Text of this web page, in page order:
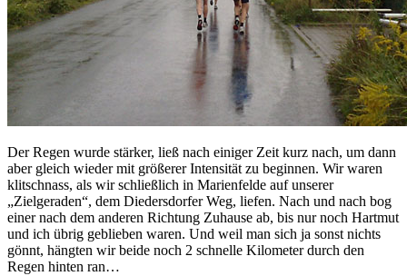
Der Regen wurde stärker, ließ nach einiger Zeit kurz nach, um dann
aber gleich wieder mit größerer Intensität zu beginnen. Wir waren
klitschnass, als wir schließlich in Marienfelde auf unserer
„Zielgeraden“, dem Diedersdorfer Weg, liefen. Nach und nach bog
einer nach dem anderen Richtung Zuhause ab, bis nur noch Hartmut
und ich übrig geblieben waren. Und weil man sich ja sonst nichts
gönnt, hängten wir beide noch 2 schnelle Kilometer durch den
Regen hinten ran…